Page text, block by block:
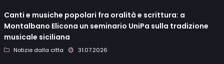
Canti e musiche popolari fra oralità e scrittura: a
Montalbano Elicona un seminario UniPa sulla tradizione
musicale siciliana
Notizie dalla citta 31.07.2026